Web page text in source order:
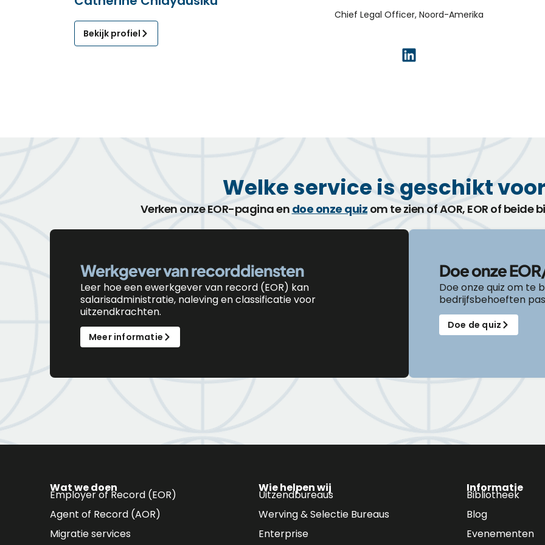
Chief Legal Officer, Noord-Amerika
Bekijk profiel
Welke service is geschikt
Verken onze EOR-pagina en doe onze quiz om te zien of AOR, EOR of beide
Werkgever van recorddiensten
Leer hoeeenewerkgever van record (EOR) kan
salarisadministratie, naleving en classificatievoor
uitzendkrachten.
Meer informatie
Doe onze
Doe onze quiz om te
bedrijfsbehoeften
Doe de quiz
Wat we doen
Employer of Record (EOR)
Agent of Record (AOR)
Migratie services
Wie helpen wij
Uitzendbureaus
Werving & Selectie Bureaus
Enterprise
Informatie
Bibliotheek
Blog
Evenementen